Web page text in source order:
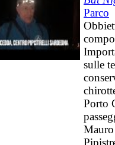
Parco
sulle
Porto